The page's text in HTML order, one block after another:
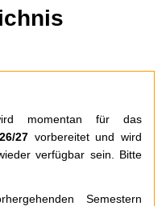
momentan für das
27 vorbereitet und wird
verfügbar sein. Bitte
Semestern